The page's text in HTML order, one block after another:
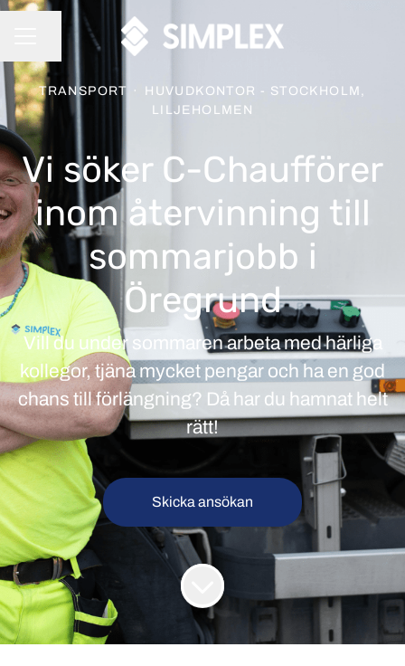
KARRIÄRMENY
Dela sidan
TRANSPORT ·
HUVUDKONTOR - STOCKHOLM,
LILJEHOLMEN
Vi söker C-Chaufförer
inom återvinning till
sommarjobb i
Öregrund
Vill du under sommaren arbeta med härliga
kollegor, tjäna mycket pengar och ha en god
chans till förlängning? Då har du hamnat helt
rätt!
Skicka ansökan